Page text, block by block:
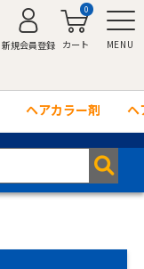
ヘアカラー剤 ヘ
MENU
新規会員登録 カート
0